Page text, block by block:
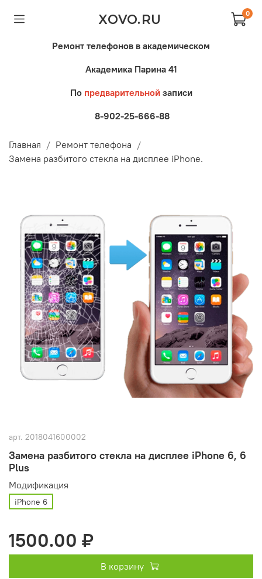
XOVO.RU 0
Ремонт телефонов в академическом
Академика Парина 41
По предварительнойзаписи
8-902-25-666-88
Главная
Ремонт телефона
Замена разбитого стекла на дисплее iPhone.
арт. 2018041600002
Замена разбитого стекла на дисплее iPhone 6, 6
Plus
Модификация
iPhone 6
1500.00 ₽
В корзину